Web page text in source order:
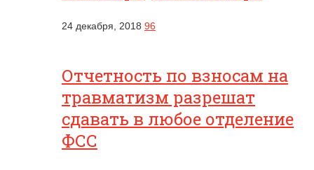
24 декабря, 2018 96
Отчетность по взносам на
травматизм разрешат
сдавать в любое отделение
ФСС